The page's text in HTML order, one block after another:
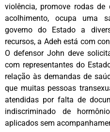
violência, promove rodas
acolhimento, ocupa uma
governo do Estado a
recursos, a Adeh está com
O defensor John deve
com representantes do
relação às demandas de
que muitas pessoas
atendidas por falta de
indiscriminado de
aplicados sem